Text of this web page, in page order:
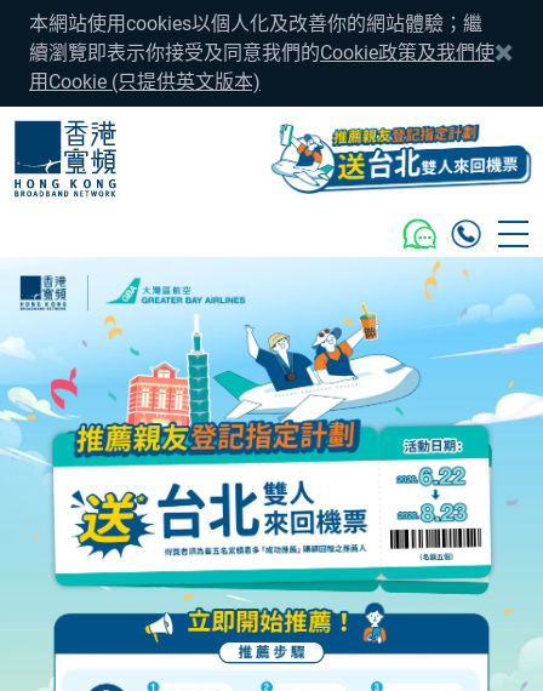
本網站使用cookies以個人化及改善你的網站體驗；繼
續瀏覽即表示你接受及同意我們的Cookie政策及我們使
用Cookie (只提供英文版本)